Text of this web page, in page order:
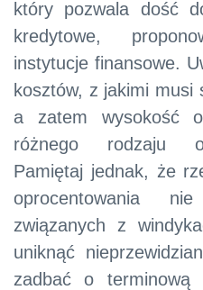
który pozwala dość
kredytowe,
instytucje finansowe.
kosztów, z jakimi musi
a zatem wysokość
różnego rodzaju
Pamiętaj jednak, że
oprocentowania
związanych z
uniknąć
zadbać o terminową